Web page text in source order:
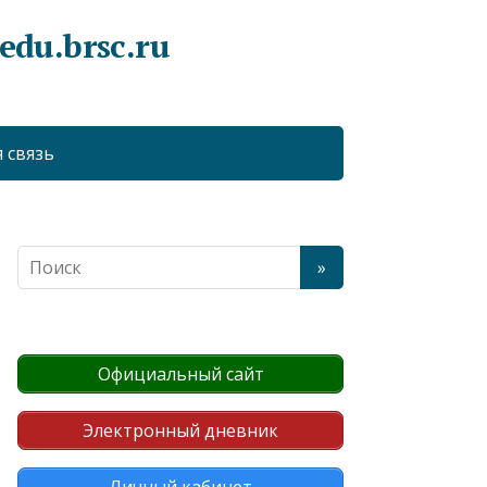
Официальный сайт
Электронный дневник